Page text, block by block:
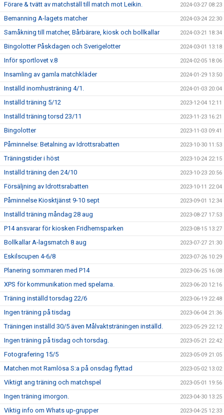
Förare & tvätt av matchställ till match mot Leikin. 2024-03-27 08:23
Bemanning A-lagets matcher 2024-03-24 22:30
Samåkning till matcher, Bårbärare, kiosk och bollkallar 2024-03-21 18:34
Bingolotter Påskdagen och Sverigelotter 2024-03-01 13:18
Inför sportlovet v.8 2024-02-05 18:06
Insamling av gamla matchkläder 2024-01-29 13:50
Inställd inomhusträning 4/1. 2024-01-03 20:04
Inställd träning 5/12 2023-12-04 12:11
Inställd träning torsd 23/11 2023-11-23 16:21
Bingolotter 2023-11-03 09:41
Påminnelse: Betalning av Idrottsrabatten 2023-10-30 11:53
Träningstider i höst 2023-10-24 22:15
Inställd träning den 24/10 2023-10-23 20:56
Försäljning av Idrottsrabatten 2023-10-11 22:04
Påminnelse Kiosktjänst 9-10 sept 2023-09-01 12:34
Inställd träning måndag 28 aug 2023-08-27 17:53
P14 ansvarar för kiosken Fridhemsparken 2023-08-15 13:27
Bollkallar A-lagsmatch 8 aug 2023-07-27 21:30
Eskilscupen 4-6/8 2023-07-26 10:29
Planering sommaren med P14 2023-06-25 16:08
XPS för kommunikation med spelarna. 2023-06-20 12:16
Träning inställd torsdag 22/6 2023-06-19 22:48
Ingen träning på tisdag 2023-06-04 21:36
Träningen inställd 30/5 även Målvaktsträningen inställd. 2023-05-29 22:12
Ingen träning på tisdag och torsdag. 2023-05-21 22:42
Fotografering 15/5 2023-05-09 21:05
Matchen mot Ramlösa S:a på onsdag flyttad 2023-05-02 13:02
Viktigt ang träning och matchspel 2023-05-01 19:56
Ingen träning imorgon. 2023-04-30 13:25
Viktig info om Whats up-grupper 2023-04-25 12:33